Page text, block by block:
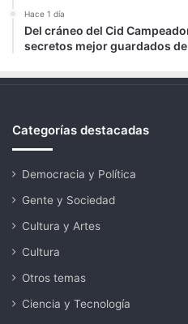
Hace 1 día
Del cráneo del Cid
secretos mejor guardados
Categorías destacadas
Democracia y Política
Gente y Sociedad
Cultura y Artes
Cultura
Otros temas
Ciencia y Tecnología